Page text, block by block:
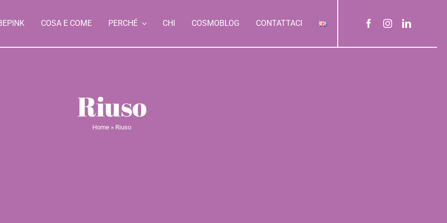
COSA E COME PERCHÉ CHI COSMOBLOG CONTATTACI
Riuso
Home » Riuso